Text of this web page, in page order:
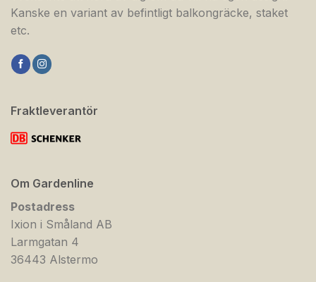
Kanske en variant av befintligt balkongräcke, staket
etc.
Fraktleverantör
Om Gardenline
Postadress
Ixion i Småland AB
Larmgatan 4
36443 Alstermo